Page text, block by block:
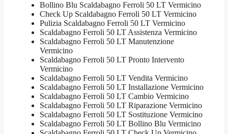
Bollino Blu Scaldabagno Ferroli 50 LT Vermicino
Check Up Scaldabagno Ferroli 50 LT Vermicino
Pulizia Scaldabagno Ferroli 50 LT Vermicino
Scaldabagno Ferroli 50 LT Assistenza Vermicino
Scaldabagno Ferroli 50 LT Manutenzione
Vermicino
Scaldabagno Ferroli 50 LT Pronto Intervento
Vermicino
Scaldabagno Ferroli 50 LT Vendita Vermicino
Scaldabagno Ferroli 50 LT Installazione Vermicino
Scaldabagno Ferroli 50 LT Cambio Vermicino
Scaldabagno Ferroli 50 LT Riparazione Vermicino
Scaldabagno Ferroli 50 LT Sostituzione Vermicino
Scaldabagno Ferroli 50 LT Bollino Blu Vermicino